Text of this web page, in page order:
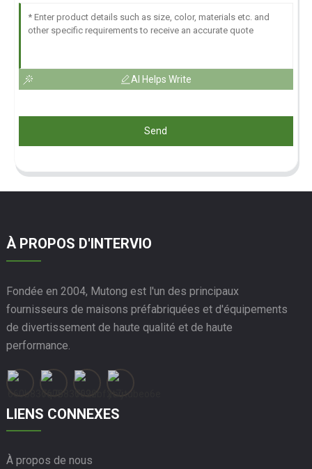
AI Helps Write
Send
À PROPOS D'INTERVIO
Fondée en 2004, Mutong est l'un des principaux
fournisseurs de maisons préfabriquées et d'équipements
de divertissement de haute qualité et de haute
performance.
LIENS CONNEXES
À propos de nous